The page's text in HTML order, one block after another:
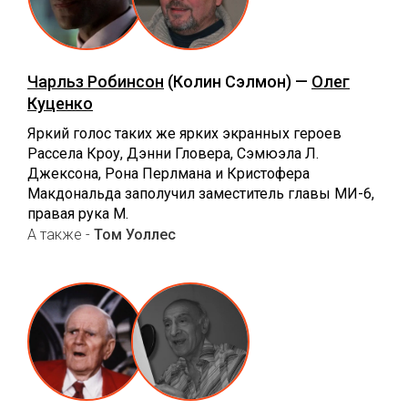
Чарльз Робинсон (Колин Сэлмон) — Олег
Куценко
Яркий голос таких же ярких экранных героев
Рассела Кроу, Дэнни Гловера, Сэмюэла Л.
Джексона, Рона Перлмана и Кристофера
Макдональда заполучил заместитель главы МИ-6,
правая рука М.
А также - Том Уоллес